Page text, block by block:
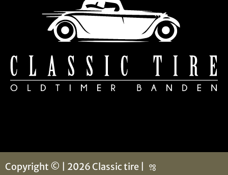
Copyright © | 2026 Classic tire |